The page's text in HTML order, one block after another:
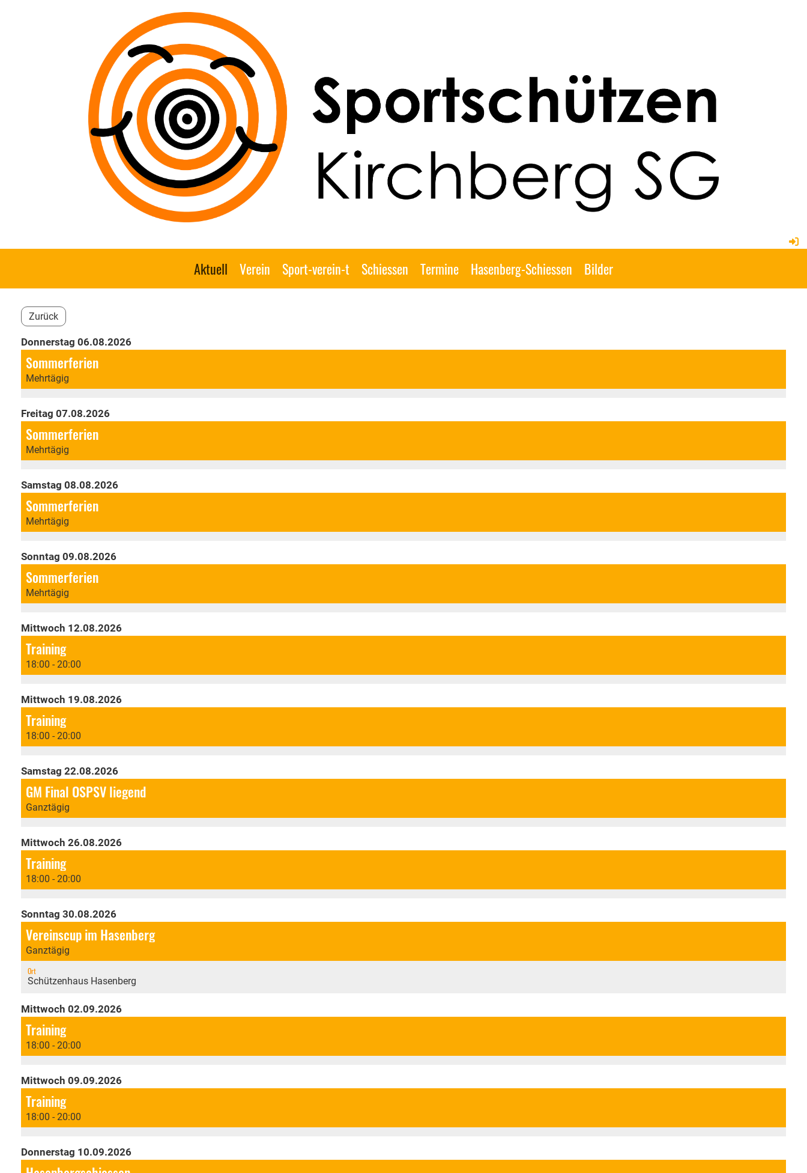
Aktuell Verein Sport-verein-t Schiessen Termine Hasenberg-Schiessen Bilder
Zurück
Donnerstag 06.08.2026
Sommerferien
Mehrtägig
Freitag 07.08.2026
Sommerferien
Mehrtägig
Samstag 08.08.2026
Sommerferien
Mehrtägig
Sonntag 09.08.2026
Sommerferien
Mehrtägig
Mittwoch 12.08.2026
Training
18:00 - 20:00
Mittwoch 19.08.2026
Training
18:00 - 20:00
Samstag 22.08.2026
GM Final OSPSV liegend
Ganztägig
Mittwoch 26.08.2026
Training
18:00 - 20:00
Sonntag 30.08.2026
Vereinscup im Hasenberg
Ganztägig
Ort
Schützenhaus Hasenberg
Mittwoch 02.09.2026
Training
18:00 - 20:00
Mittwoch 09.09.2026
Training
18:00 - 20:00
Donnerstag 10.09.2026